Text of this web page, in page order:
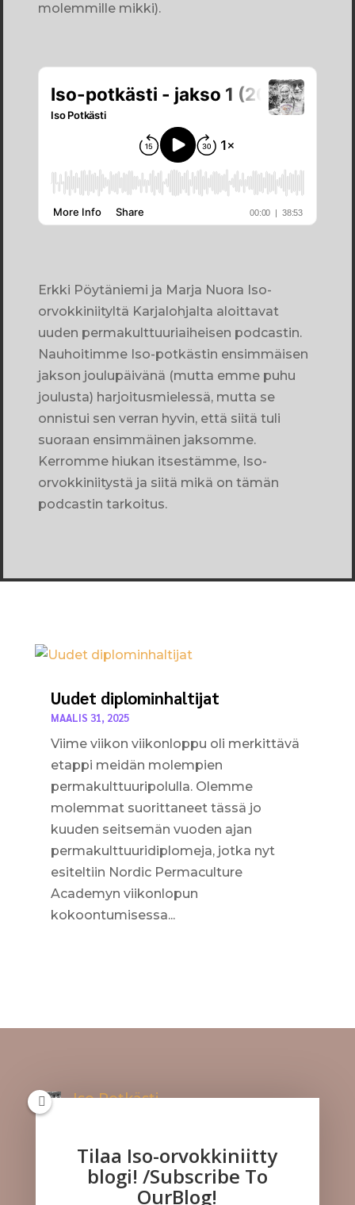
molemmille mikki).
Erkki Pöytäniemi ja Marja Nuora Iso-
orvokkiniityltä Karjalohjalta aloittavat
uuden permakulttuuriaiheisen podcastin.
Nauhoitimme Iso-potkästin ensimmäisen
jakson joulupäivänä (mutta emme puhu
joulusta) harjoitusmielessä, mutta se
onnistui sen verran hyvin, että siitä tuli
suoraan ensimmäinen jaksomme.
Kerromme hiukan itsestämme, Iso-
orvokkiniitystä ja siitä mikä on tämän
podcastin tarkoitus.
Uudet diplominhaltijat
MAALIS 31, 2025
Viime viikon viikonloppu oli merkittävä
etappi meidän molempien
permakulttuuripolulla. Olemme
molemmat suorittaneet tässä jo
kuuden seitsemän vuoden ajan
permakulttuuridiplomeja, jotka nyt
esiteltiin Nordic Permaculture
Academyn viikonlopun
kokoontumisessa...
Iso Potkästi
Tilaa Iso-orvokkiniitty
blogi! /Subscribe To
OurBlog!